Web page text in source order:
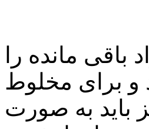
مانده را
و برای مخلوط
باید به صورت